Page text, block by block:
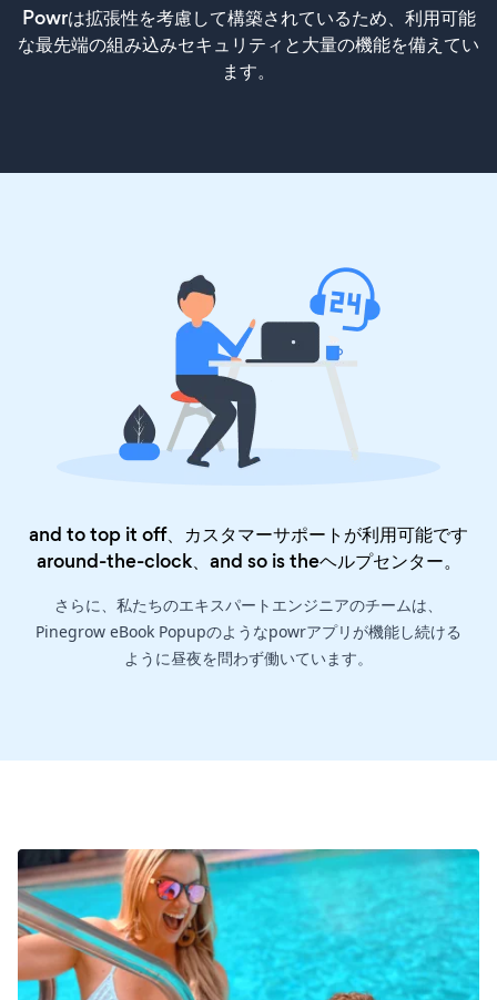
Powrは拡張性を考慮して構築されているため、利用可能
な最先端の組み込みセキュリティと大量の機能を備えてい
ます。
and to top it off、カスタマーサポートが利用可能です
around-the-clock、and so is theヘルプセンター。
さらに、私たちのエキスパートエンジニアのチームは、
Pinegrow eBook Popupのようなpowrアプリが機能し続ける
ように昼夜を問わず働いています。